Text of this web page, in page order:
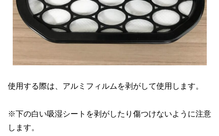
使用する際は、アルミフィルムを剥がして使用します。
※下の白い吸湿シートを剥がしたり傷つけないように注意
します。